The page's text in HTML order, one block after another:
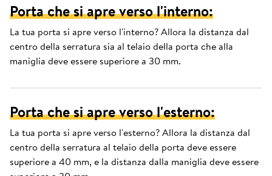
Porta che si apre verso l'interno:
La tua porta si apre verso l'interno? Allora la distanza dal
centro della serratura sia al telaio della porta che alla
maniglia deve essere superiore a 30 mm.
Porta che si apre verso l'esterno:
La tua porta si apre verso l'esterno? Allora la distanza dal
centro della serratura al telaio della porta deve essere
superiore a 40 mm, e la distanza dalla maniglia deve essere